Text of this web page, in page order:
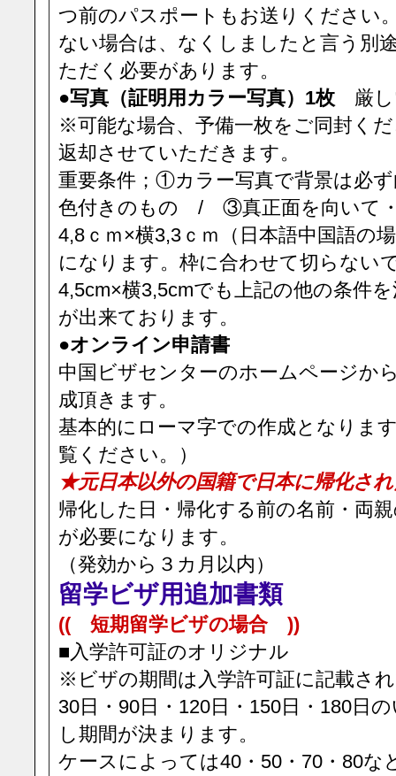
つ前のパスポートもお送りください
ない場合は、なくしましたと言う別
ただく必要があります。
●写真（証明用カラー写真）1枚 厳し
※可能な場合、予備一枚をご同封く
返却させていただきます。
重要条件；①カラー写真で背景は
色付きのもの / ③真正面を向い
4,8ｃｍ×横3,3ｃｍ（日本語中国語の
になります。枠に合わせて切らな
4,5cm×横3,5cmでも上記の他の条件
が出来ております。
●オンライン申請書
中国ビザセンターのホームページか
成頂きます。
基本的にローマ字での作成となりま
覧ください。）
★元日本以外の国籍で日本に帰化さ
帰化した日・帰化する前の名前・両
が必要になります。
（発効から３カ月以内）
留学ビザ用追加書類
(( 短期留学ビザの場合 ))
■入学許可証のオリジナル
※ビザの期間は入学許可証に記載さ
30日・90日・120日・150日・180日
し期間が決まります。
ケースによっては40・50・70・80な